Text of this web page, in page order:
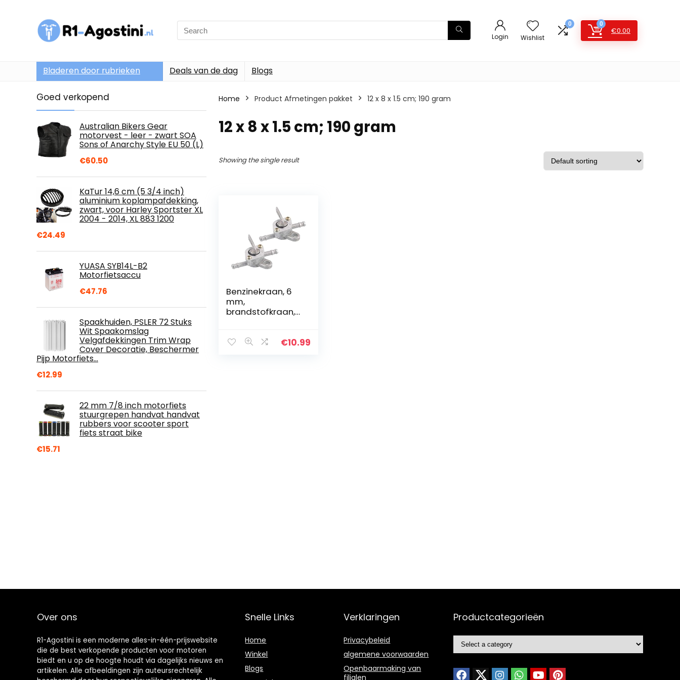
Search
for:
Login Wishlist
0 0
€0.00
Bladeren door rubrieken Deals van de dag Blogs
Goed verkopend
Australian Bikers Gear
motorvest - leer - zwart SOA
Sons of Anarchy Style EU 50 (L)
€60.50
KaTur 14,6 cm (5 3/4 inch)
aluminium koplampafdekking,
zwart, voor Harley Sportster XL
2004 - 2014, XL 883 1200
€24.49
YUASA SYB14L-B2
Motorfietsaccu
€47.76
Spaakhuiden, PSLER 72 Stuks
Wit Spaakomslag
Velgafdekkingen Trim Wrap
Cover Decoratie, Beschermer
Pijp Motorfiets…
€12.99
22 mm 7/8 inch motorfiets
stuurgrepen handvat handvat
rubbers voor scooter sport
fiets straat bike
€15.71
Home Product Afmetingen pakket 12 x 8 x 1.5 cm; 190 gram
12 x 8 x 1.5 cm; 190 gram
Showing the single result
Benzinekraan, 6
mm,
brandstofkraan,
universele
€10.99
Over ons
R1-Agostini is een moderne alles-in-één-prijswebsite
die de best verkopende producten voor motoren
biedt en u op de hoogte houdt via dagelijks nieuws en
artikelen. Alle afbeeldingen zijn auteursrechtelijk
Snelle Links
Home
Winkel
Blogs
Verklaringen
Privacybeleid
algemene voorwaarden
Openbaarmaking van
filialen
Productcategorieën